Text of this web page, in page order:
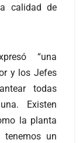
calidad de
“una
y los Jefes
todas
Existen
la planta
tenemos un